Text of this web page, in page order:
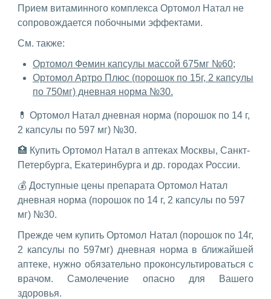
Прием витаминного комплекса Ортомол Натал не
сопровождается побочными эффектами.
См. также:
Ортомол Фемин капсулы массой 675мг №60;
Ортомол Артро Плюс (порошок по 15г, 2 капсулы
по 750мг) дневная норма №30.
💊 Ортомол Натал дневная норма (порошок по 14 г,
2 капсулы по 597 мг) №30.
🏥 Купить Ортомол Натал в аптеках Москвы, Санкт-
Петербурга, Екатеринбурга и др. городах России.
💰 Доступные цены препарата Ортомол Натал
дневная норма (порошок по 14 г, 2 капсулы по 597
мг) №30.
Прежде чем купить Ортомол Натал (порошок по 14г,
2 капсулы по 597мг) дневная норма в ближайшей
аптеке, нужно обязательно проконсультироваться с
врачом. Самолечение опасно для Вашего
здоровья.